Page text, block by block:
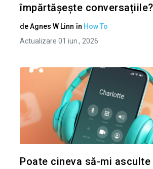
împărtășește conversațiile?
deAgnes W Linn în How To
Actualizare 01 iun., 2026
Poate cineva să-mi asculte